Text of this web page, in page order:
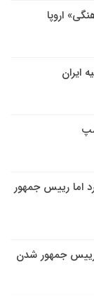
اروپا
ایران
اما رییس جمهور
جمهور شدن